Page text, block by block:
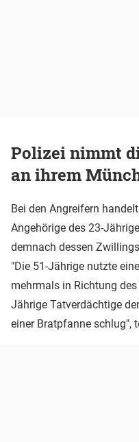
Polizei nimmt
an ihrem
Bei den Angreifern
Angehörige des 23-
demnach dessen
"Die 51-Jährige nutzte
mehrmals in Richtung
Jährige Tatverdächtige
einer Bratpfanne schlug",